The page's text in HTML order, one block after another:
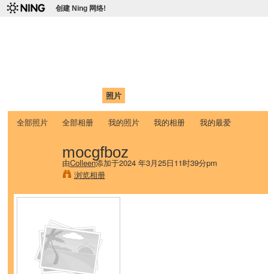
创建 Ning 网络!
照片
全部照片 全部相册 我的照片 我的相册 我的最爱
mocgfboz
由Colleen添加于2024 年3月25日11时39分pm
浏览相册